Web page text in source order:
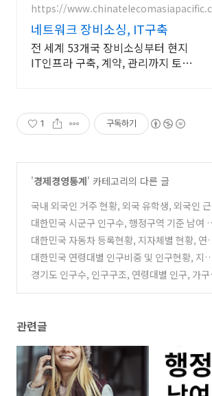
https://
네트워크 장비소싱, IT구축
전 세계 53개국 장비소싱부터 현지
IT인프라 구축, 계약, 관리까지 토탈
1 구독하기
'경제경영통계' 카테고리의 다른 글
국내 외국인 거주 현황, 외국 유학생, 외국인
자, 결혼 이민자, 지자체별 현황
(1)
대한민국 시군구 인구수, 행정구역 기준 남여
구수 (2023년 10월 기준)
(0)
대한민국 자동차 등록현황, 지자체별 현황, 연
별 현황, 친환경자동차 현황
(0)
대한민국 연령대별 인구비중 및 인구현황, 지
체별 인구현황 (23년) (0)
경기도 인구수, 인구구조, 연령대별 인구, 가
관련글